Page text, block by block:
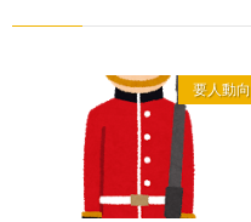
要人動向